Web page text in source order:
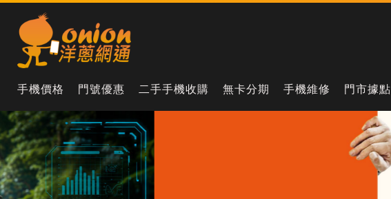
手機價格 門號優惠 二手手機收購 無卡分期 手機維修 門市據點